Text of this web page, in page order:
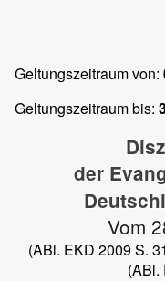
Geltungszeitraum von:
Geltungszeitraum bis:
der
Vom
(ABl. EKD 2009 S.
(ABl.